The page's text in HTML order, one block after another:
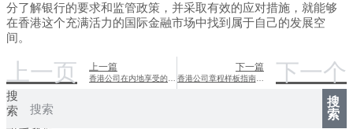
分了解银行的要求和监管政策，并采取有效的应对措施，就能够
在香港这个充满活力的国际金融市场中找到属于自己的发展空
间。
上一页 上一篇
香港公司在内地享受的优惠政策概览
下一篇
香港公司章程样板指南：构建企业的法律基石 下一个
搜
索
搜
索